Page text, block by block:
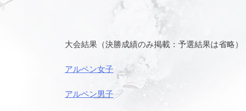
大会結果（決勝成績のみ掲載：予選結果は省略）
アルペン女子
アルペン男子